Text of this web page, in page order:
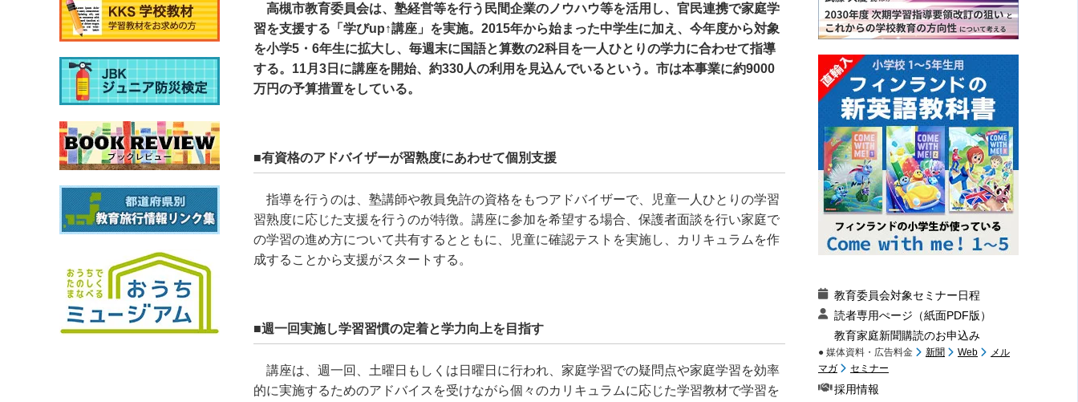
高槻市教育委員会は、塾経営等を行う民間企業のノウハウ等を活用し、官民連携で家庭学
習を支援する「学びup↑講座」を実施。2015年から始まった中学生に加え、今年度から対象
を小学5・6年生に拡大し、毎週末に国語と算数の2科目を一人ひとりの学力に合わせて指導
する。11月3日に講座を開始、約330人の利用を見込んでいるという。市は本事業に約9000
万円の予算措置をしている。
■有資格のアドバイザーが習熟度にあわせて個別支援
指導を行うのは、塾講師や教員免許の資格をもつアドバイザーで、児童一人ひとりの学習
習熟度に応じた支援を行うのが特徴。講座に参加を希望する場合、保護者面談を行い家庭で
の学習の進め方について共有するとともに、児童に確認テストを実施し、カリキュラムを作
成することから支援がスタートする。
■週一回実施し学習習慣の定着と学力向上を目指す
講座は、週一回、土曜日もしくは日曜日に行われ、家庭学習での疑問点や家庭学習を効率
的に実施するためのアドバイスを受けながら個々のカリキュラムに応じた学習教材で学習を
教育委員会対象セミナー日程
読者専用ぺージ（紙面PDF版）
教育家庭新聞購読のお申込み
● 媒体資料・広告料金 新聞 Web
メル
マガ
セミナー
採用情報